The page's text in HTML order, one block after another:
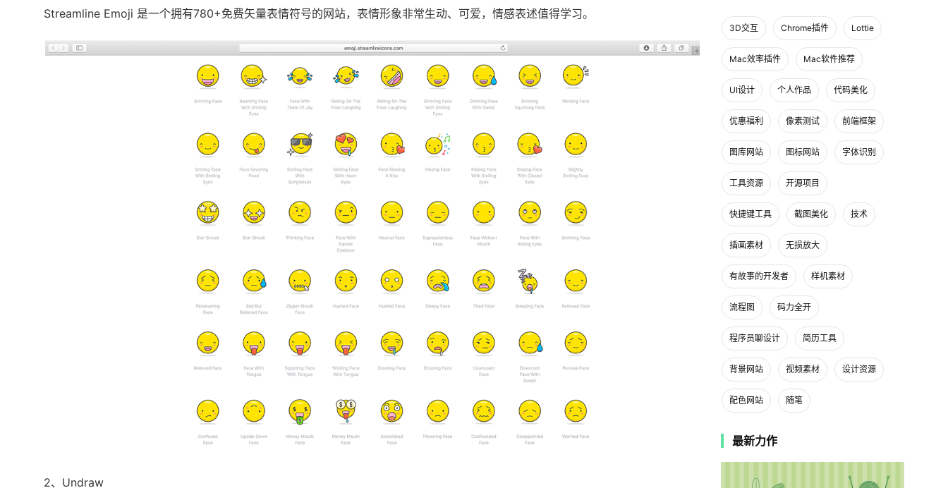
Streamline Emoji 是一个拥有780+免费矢量表情符号的网站，表情形象非常生动、可爱，情感表述值得学习。
2、Undraw
3D交互 Chrome插件 Lottie
Mac效率插件 Mac软件推荐
UI设计 个人作品 代码美化
优惠福利 像素测试 前端框架
图库网站 图标网站 字体识别
工具资源 开源项目
快捷键工具 截图美化 技术
插画素材 无损放大
有故事的开发者 样机素材
流程图 码力全开
程序员聊设计 简历工具
背景网站 视频素材 设计资源
配色网站 随笔
最新力作